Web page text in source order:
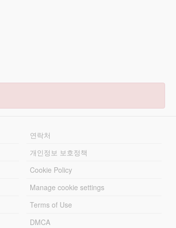
연락처
개인정보 보호정책
Cookie Policy
Manage cookie settings
Terms of Use
DMCA